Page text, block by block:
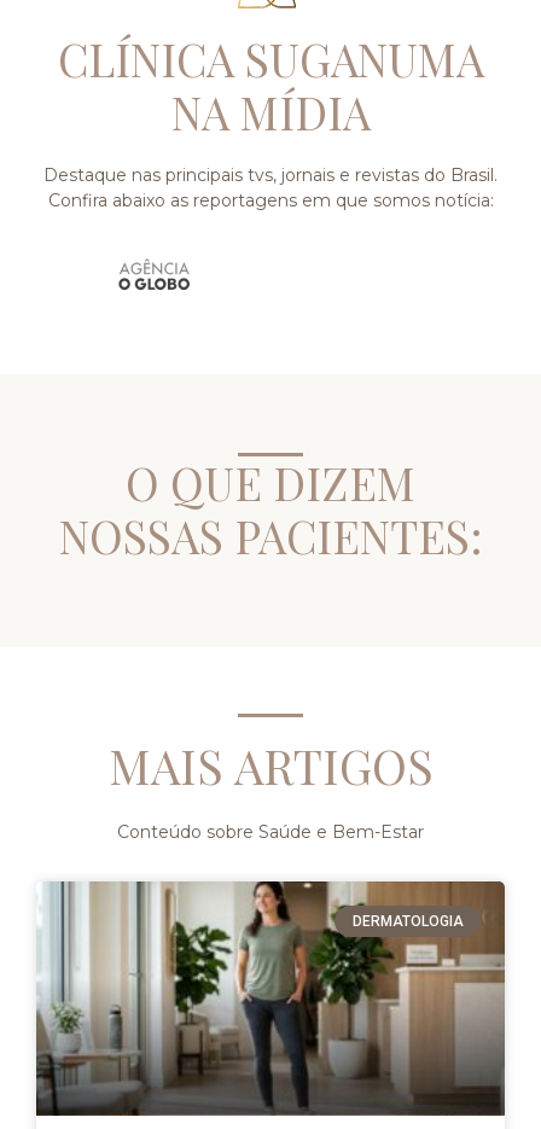
CLÍNICA SUGANUMA
NA MÍDIA
Destaque nas principais tvs, jornais e revistas do Brasil.
Confira abaixo as reportagens em que somos notícia:
O QUE DIZEM
NOSSAS PACIENTES:
MAIS ARTIGOS
Conteúdo sobre Saúde e Bem-Estar
DERMATOLOGIA